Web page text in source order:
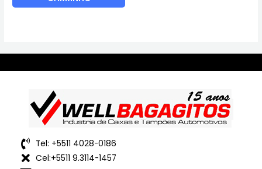
Tel: +5511 4028-0186
Cel:+5511 9.3114-1457